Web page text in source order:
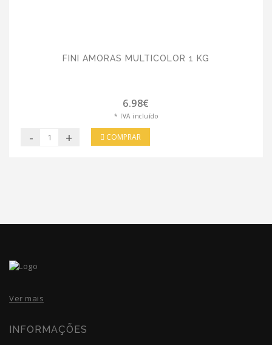
FINI AMORAS MULTICOLOR 1 KG
6.98€
* IVA incluído
- + COMPRAR
Ver mais
INFORMAÇÕES